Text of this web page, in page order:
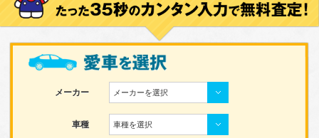
メーカー メーカーを選択
車種 車種を選択